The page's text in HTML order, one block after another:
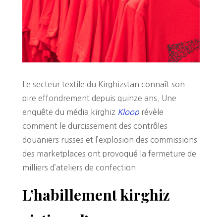
Le secteur textile du Kirghizstan connaît son
pire effondrement depuis quinze ans. Une
enquête du média kirghiz Klooprévèle
comment le durcissement des contrôles
douaniers russes et l’explosion des commissions
des marketplaces ont provoqué la fermeture de
milliers d’ateliers de confection.
L’habillement kirghiz